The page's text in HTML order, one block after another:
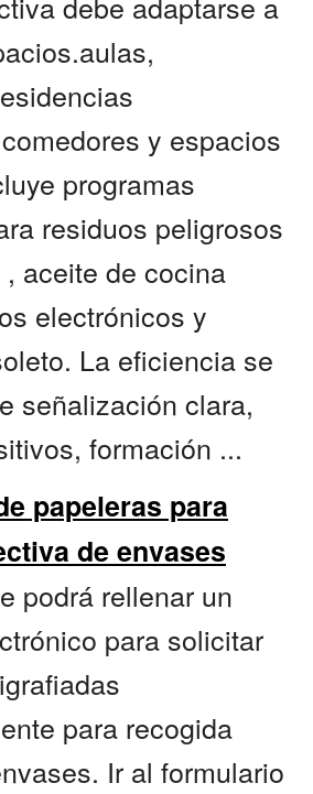
y espacios
programas
residuos peligrosos
aceite de cocina
electrónicos y
La eficiencia se
señalización clara,
formación ...
papeleras para
de envases
podrá rellenar un
para solicitar
para recogida
Ir al formulario